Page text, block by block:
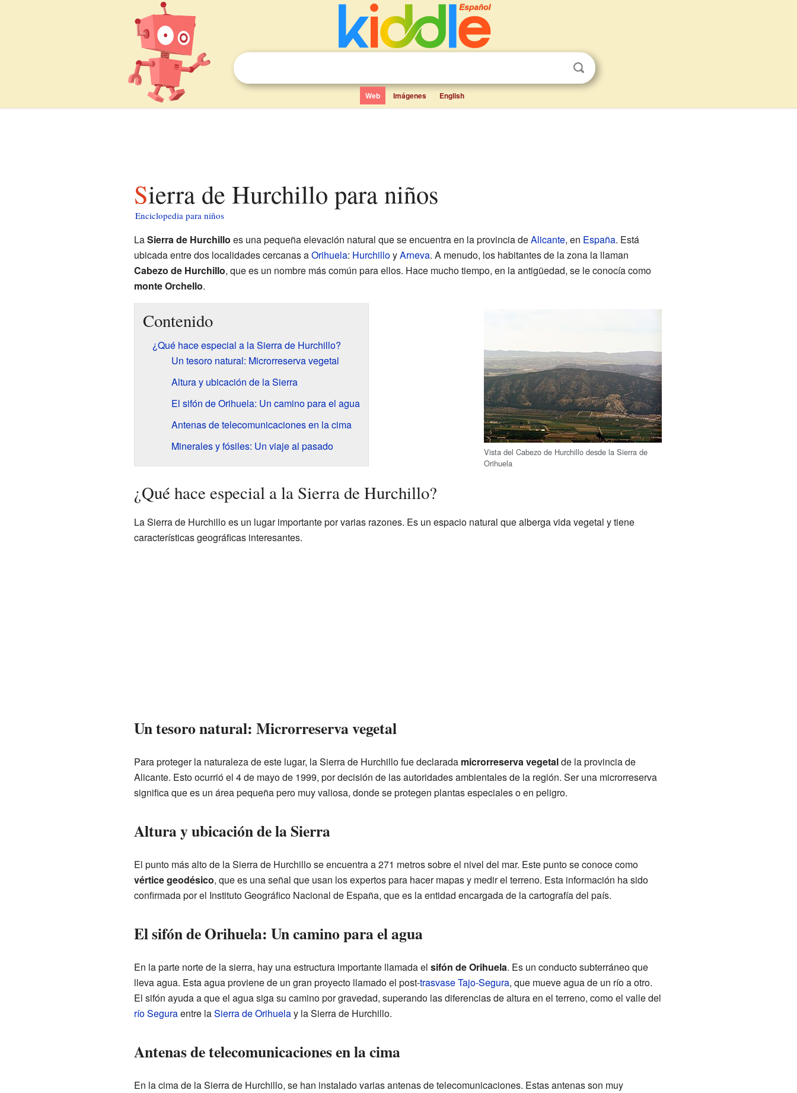
Web Imágenes English
Sierra de Hurchillo para niños
Enciclopedia para niños
LaSierra de Hurchillo es una pequeña elevación natural que se encuentra en la provincia deAlicante, en España. Está
ubicada entre dos localidades cercanas aOrihuela: HurchilloyArneva. A menudo, los habitantes de la zona la llaman
Cabezo de Hurchillo, que es un nombre más común para ellos. Hace mucho tiempo, en la antigüedad, se le conocía como
monte Orchello.
Vista del Cabezo de Hurchillo desde la Sierra de
Orihuela
Contenido
¿Qué hace especial a la Sierra de Hurchillo?
Un tesoro natural: Microrreserva vegetal
Altura y ubicación de la Sierra
El sifón de Orihuela: Un camino para el agua
Antenas de telecomunicaciones en la cima
Minerales y fósiles: Un viaje al pasado
¿Qué hace especial a la Sierra de Hurchillo?
La Sierra de Hurchillo es un lugar importante por varias razones. Es un espacio natural que alberga vida vegetal y tiene
características geográficas interesantes.
Un tesoro natural: Microrreserva vegetal
Para proteger la naturaleza de este lugar, la Sierra de Hurchillo fue declarada microrreserva vegetalde la provincia de
Alicante. Esto ocurrió el 4 de mayo de 1999, por decisión de las autoridades ambientales de la región. Ser una microrreserva
significa que es un área pequeña pero muy valiosa, donde se protegen plantas especiales o en peligro.
Altura y ubicación de la Sierra
El punto más alto de la Sierra de Hurchillo se encuentra a 271 metros sobre el nivel del mar. Este punto se conoce como
vértice geodésico, que es una señal que usan los expertos para hacer mapas y medir el terreno. Esta información ha sido
confirmada por el Instituto Geográfico Nacional de España, que es la entidad encargada de la cartografía del país.
El sifón de Orihuela: Un camino para el agua
En la parte norte de la sierra, hay una estructura importante llamada el sifón de Orihuela. Es un conducto subterráneo que
lleva agua. Esta agua proviene de un gran proyecto llamado el post-trasvase Tajo-Segura, que mueve agua de un río a otro.
El sifón ayuda a que el agua siga su camino por gravedad, superando las diferencias de altura en el terreno, como el valle del
río Seguraentre laSierra de Orihuelay la Sierra de Hurchillo.
Antenas de telecomunicaciones en la cima
En la cima de la Sierra de Hurchillo, se han instalado varias antenas de telecomunicaciones. Estas antenas son muy